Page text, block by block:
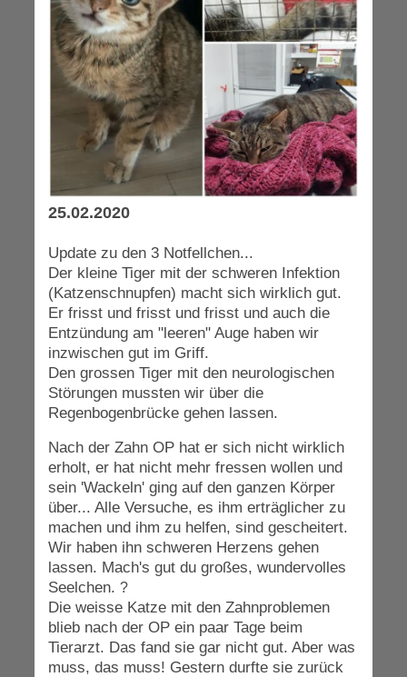
25.02.2020
Update zu den 3 Notfellchen...
Der kleine Tiger mit der schweren Infektion
(Katzenschnupfen) macht sich wirklich gut.
Er frisst und frisst und frisst und auch die
Entzündung am "leeren" Auge haben wir
inzwischen gut im Griff.
Den grossen Tiger mit den neurologischen
Störungen mussten wir über die
Regenbogenbrücke gehen lassen.
Nach der Zahn OP hat er sich nicht wirklich
erholt, er hat nicht mehr fressen wollen und
sein 'Wackeln' ging auf den ganzen Körper
über... Alle Versuche, es ihm erträglicher zu
machen und ihm zu helfen, sind gescheitert.
Wir haben ihn schweren Herzens gehen
lassen. Mach's gut du großes, wundervolles
Seelchen. ?
Die weisse Katze mit den Zahnproblemen
blieb nach der OP ein paar Tage beim
Tierarzt. Das fand sie gar nicht gut. Aber was
muss, das muss! Gestern durfte sie zurück